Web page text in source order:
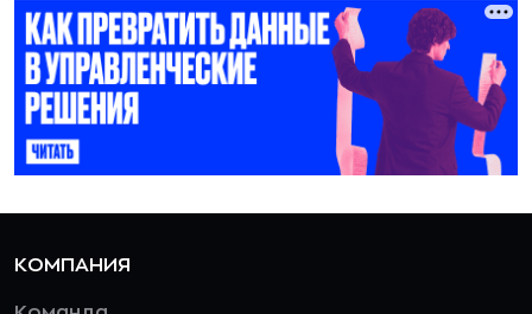
КОМПАНИЯ